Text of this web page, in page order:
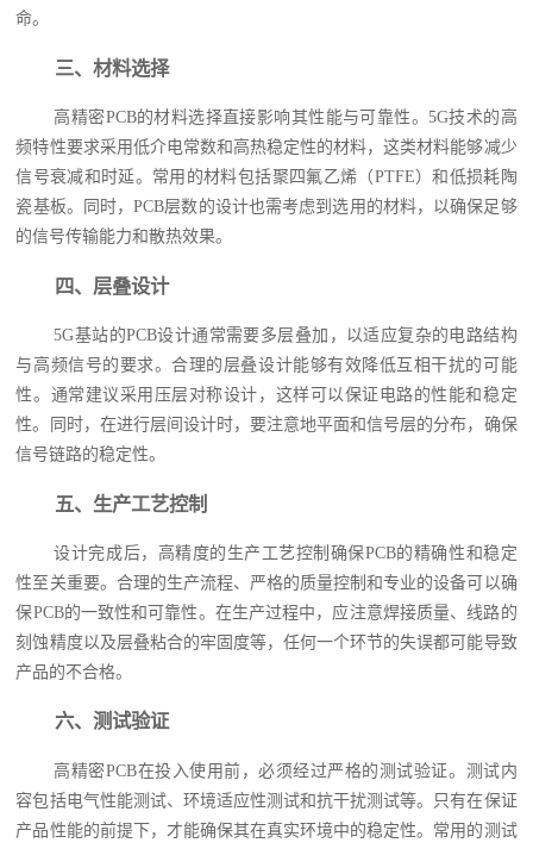
命。
三、材料选择
高精密PCB的材料选择直接影响其性能与可靠性。5G技术的高
频特性要求采用低介电常数和高热稳定性的材料，这类材料能够减少
信号衰减和时延。常用的材料包括聚四氟乙烯（PTFE）和低损耗陶
瓷基板。同时，PCB层数的设计也需考虑到选用的材料，以确保足够
的信号传输能力和散热效果。
四、层叠设计
5G基站的PCB设计通常需要多层叠加，以适应复杂的电路结构
与高频信号的要求。合理的层叠设计能够有效降低互相干扰的可能
性。通常建议采用压层对称设计，这样可以保证电路的性能和稳定
性。同时，在进行层间设计时，要注意地平面和信号层的分布，确保
信号链路的稳定性。
五、生产工艺控制
设计完成后，高精度的生产工艺控制确保PCB的精确性和稳定
性至关重要。合理的生产流程、严格的质量控制和专业的设备可以确
保PCB的一致性和可靠性。在生产过程中，应注意焊接质量、线路的
刻蚀精度以及层叠粘合的牢固度等，任何一个环节的失误都可能导致
产品的不合格。
六、测试验证
高精密PCB在投入使用前，必须经过严格的测试验证。测试内
容包括电气性能测试、环境适应性测试和抗干扰测试等。只有在保证
产品性能的前提下，才能确保其在真实环境中的稳定性。常用的测试